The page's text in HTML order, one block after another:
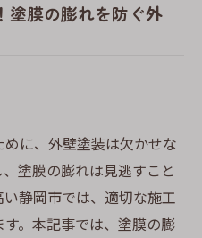
塗膜の膨れを防ぐ外
に、外壁塗装は欠かせな
塗膜の膨れは見逃すこと
静岡市では、適切な施工
。本記事では、塗膜の膨